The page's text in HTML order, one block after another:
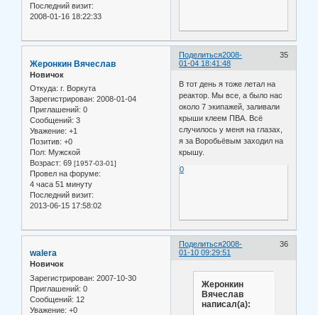
Последний визит:
2008-01-16 18:22:33
Поделиться 35
2008-
01-04 18:41:48
Жеронкин Вячеслав
Новичок
Откуда: г. Воркута
Зарегистрирован: 2008-01-04
Приглашений: 0
Сообщений: 3
Уважение: +1
Позитив: +0
Пол: Мужской
Возраст: 69 [1957-03-01]
Провел на форуме:
4 часа 51 минуту
Последний визит:
2013-06-15 17:58:02
В тот день я тоже летал на
реактор. Мы все, а было нас
около 7 экипажей, заливали
крыши клеем ПВА. Всё
случилось у меня на глазах,
я за Воробьёвым заходил на
крышу.
0
Поделиться 36
2008-
01-10 09:29:51
walera
Новичок
Зарегистрирован: 2007-10-30
Приглашений: 0
Сообщений: 12
Уважение: +0
Жеронкин
Вячеслав
написал(а):